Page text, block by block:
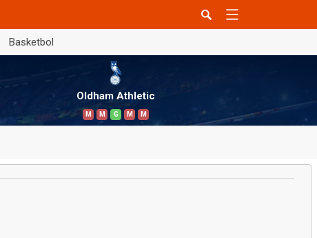
Basketbol
Oldham Athletic
M M G M M